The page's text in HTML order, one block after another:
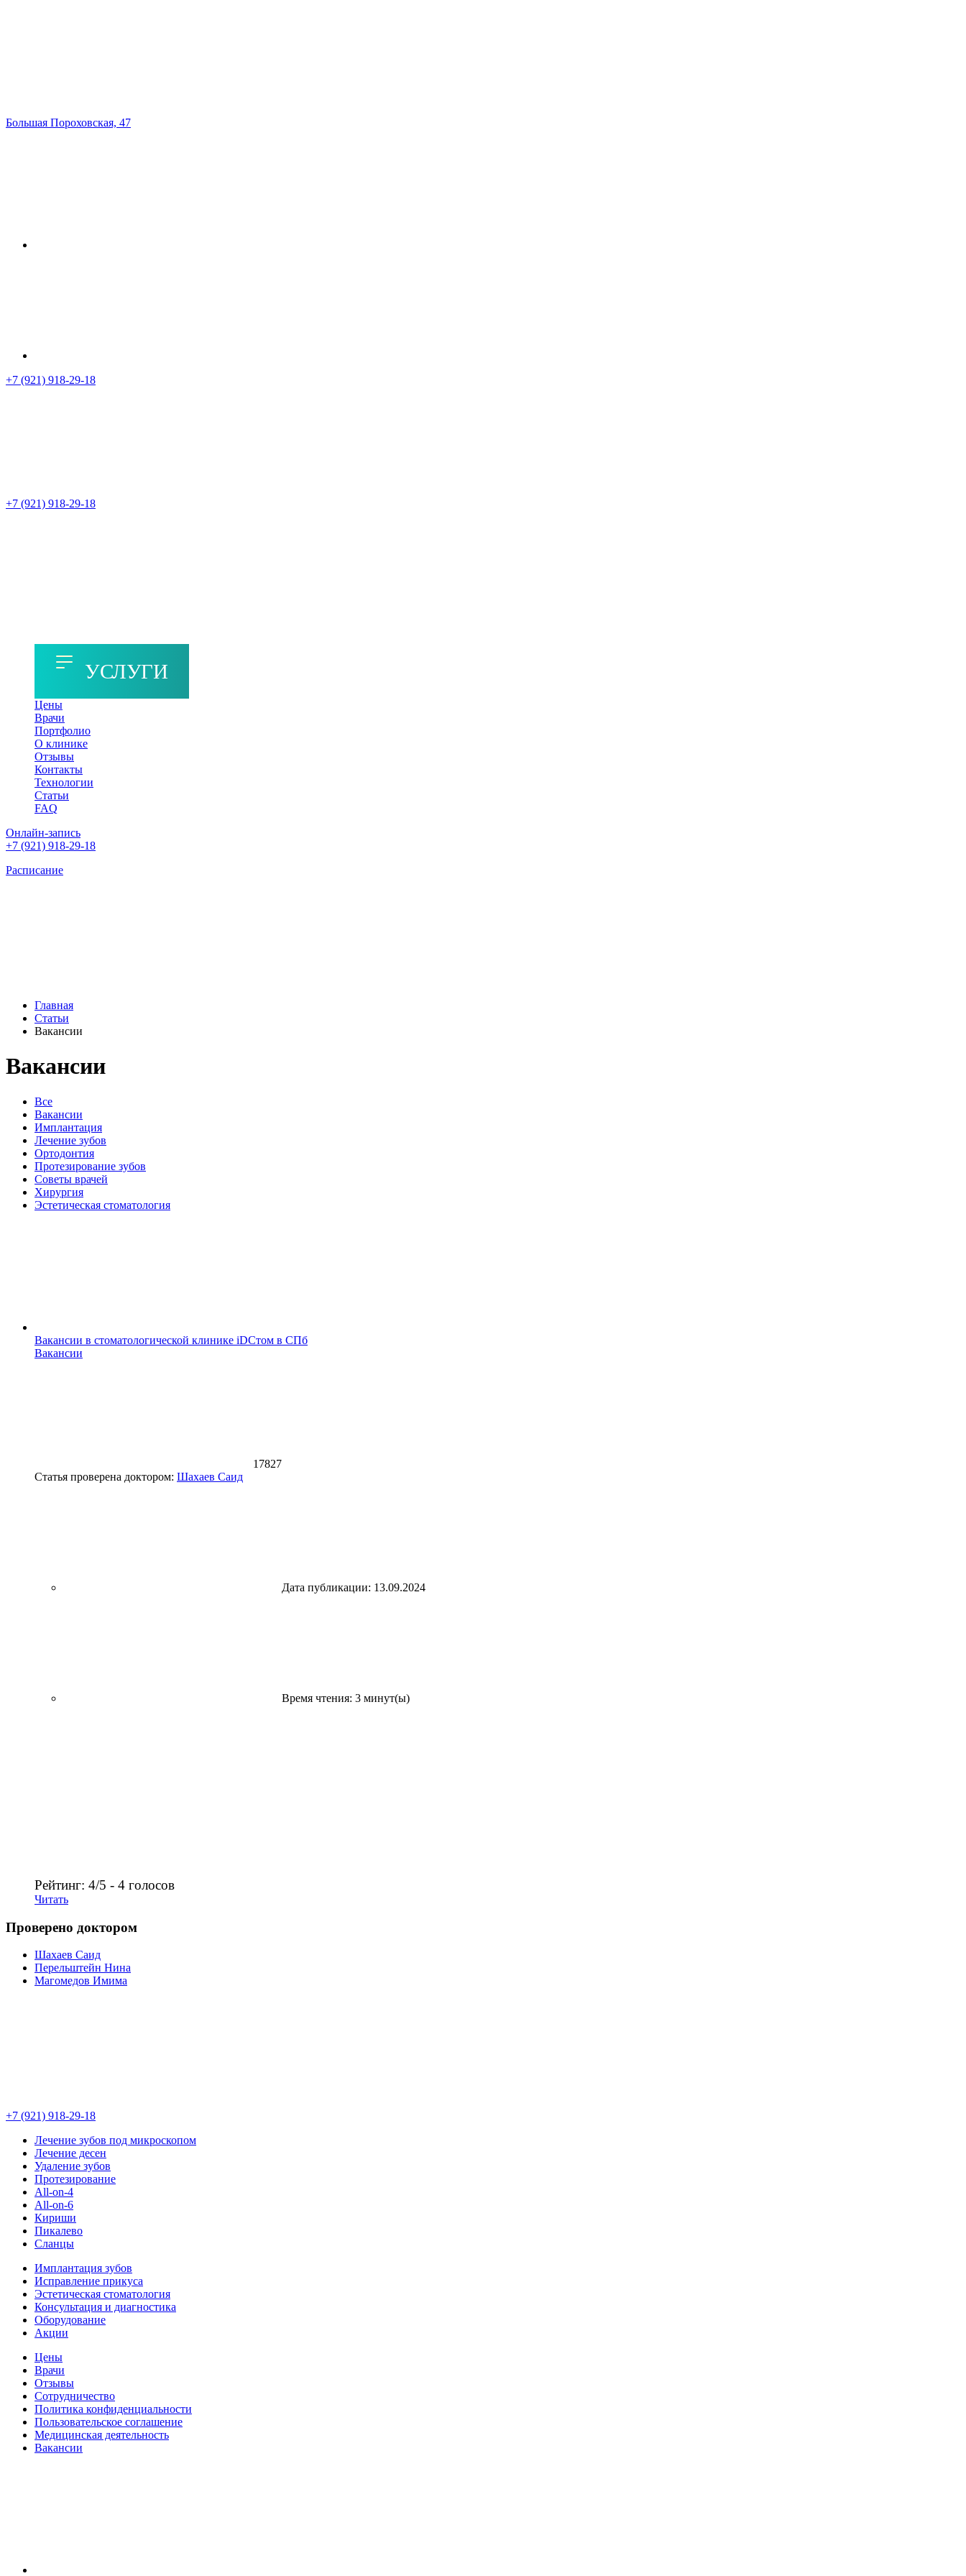
Большая Пороховская, 47
+7 (921) 918-29-18
+7 (921) 918-29-18
УСЛУГИ
Цены
Врачи
Портфолио
О клинике
Отзывы
Контакты
Технологии
Статьи
FAQ
Онлайн-запись
+7 (921) 918-29-18
Расписание
Главная
Статьи
Вакансии
Вакансии
Все
Вакансии
Имплантация
Лечение зубов
Ортодонтия
Протезирование зубов
Советы врачей
Хирургия
Эстетическая стоматология
Вакансии в стоматологической клинике iDСтом в СПб
Вакансии
17827
Статья проверена доктором: Шахаев Саид
Дата публикации: 13.09.2024
Время чтения: 3 минут(ы)
Рейтинг: 4/5 - 4 голосов
Читать
Проверено доктором
Шахаев Саид
Перельштейн Нина
Магомедов Имима
+7 (921) 918-29-18
Лечение зубов под микроскопом
Лечение десен
Удаление зубов
Протезирование
All-on-4
All-on-6
Кириши
Пикалево
Сланцы
Имплантация зубов
Исправление прикуса
Эстетическая стоматология
Консультация и диагностика
Оборудование
Акции
Цены
Врачи
Отзывы
Сотрудничество
Политика конфиденциальности
Пользовательское соглашение
Медицинская деятельность
Вакансии